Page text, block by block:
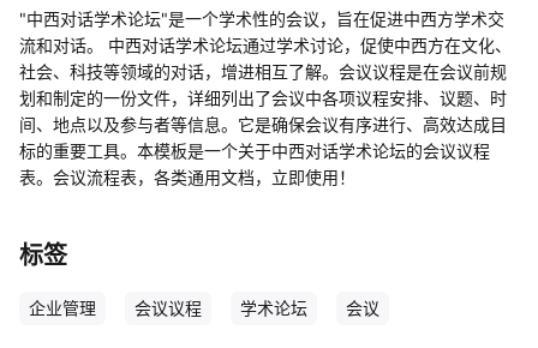
"中西对话学术论坛"是一个学术性的会议，旨在促进中西方学术交
流和对话。 中西对话学术论坛通过学术讨论，促使中西方在文化、
社会、科技等领域的对话，增进相互了解。会议议程是在会议前规
划和制定的一份文件，详细列出了会议中各项议程安排、议题、时
间、地点以及参与者等信息。它是确保会议有序进行、高效达成目
标的重要工具。本模板是一个关于中西对话学术论坛的会议议程
表。会议流程表，各类通用文档，立即使用！
标签
企业管理 会议议程 学术论坛 会议